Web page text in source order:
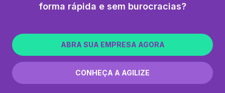
forma rápida e sem burocracias?
ABRA SUA EMPRESA AGORA
CONHEÇA A AGILIZE